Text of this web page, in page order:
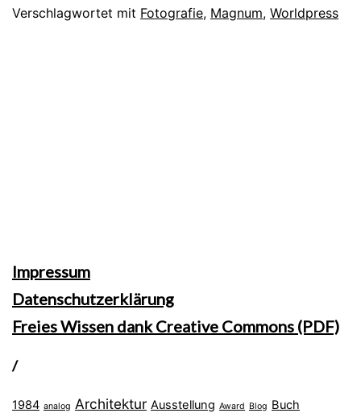
Verschlagwortet mit Fotografie, Magnum, Worldpress
Impressum
Datenschutzerklärung
Freies Wissen dank Creative Commons (PDF)
/
1984 analog Architektur Ausstellung Award Blog Buch